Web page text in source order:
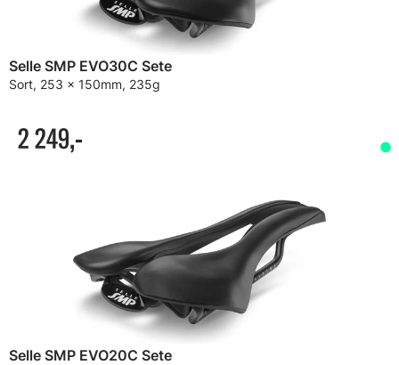
Selle SMP EVO30C Sete
Sort, 253 x 150mm, 235g
2 249,-
Selle SMP EVO20C Sete